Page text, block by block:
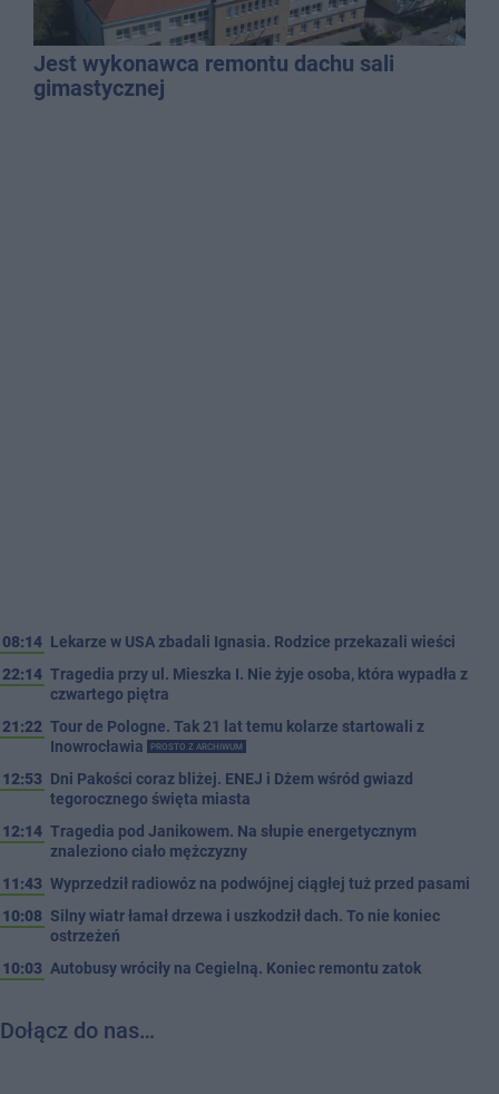
Jest wykonawca remontu dachu sali
gimastycznej
08:14 Lekarze w USA zbadali Ignasia. Rodzice przekazali wieści
22:14 Tragedia przy ul. Mieszka I. Nie żyje osoba, która wypadła z
czwartego piętra
21:22 Tour de Pologne. Tak 21 lat temu kolarze startowali z
Inowrocławia
PROSTO Z ARCHIWUM
12:53 Dni Pakości coraz bliżej. ENEJ i Dżem wśród gwiazd
tegorocznego święta miasta
12:14 Tragedia pod Janikowem. Na słupie energetycznym
znaleziono ciało mężczyzny
11:43 Wyprzedził radiowóz na podwójnej ciągłej tuż przed pasami
10:08 Silny wiatr łamał drzewa i uszkodził dach. To nie koniec
ostrzeżeń
10:03 Autobusy wróciły na Cegielną. Koniec remontu zatok
Dołącz do nas…